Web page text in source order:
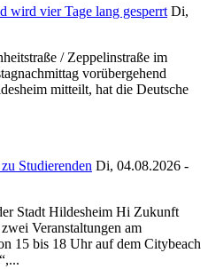
wird vier Tage lang gesperrt Di,
/ Zeppelinstraße im
vorübergehend
mitteilt, hat die Deutsche
Studierenden Di, 04.08.2026 -
Stadt Hildesheim Hi Zukunft
Veranstaltungen am
15 bis 18 Uhr auf dem Citybeach